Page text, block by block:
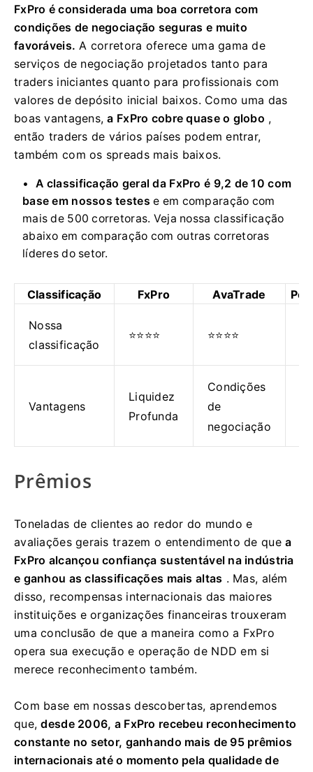
FxPro é considerada uma boa corretora com
condições de negociação seguras e muito
favoráveis. A corretora oferece uma gama de
serviços de negociação projetados tanto para
traders iniciantes quanto para profissionais com
valores de depósito inicial baixos. Como uma das
boas vantagens,a FxPro cobre quase o globo ,
então traders de vários países podem entrar,
também com os spreads mais baixos.
A classificação geral da FxPro é 9,2 de 10 com
base em nossos testes e em comparação com
mais de 500 corretoras. Veja nossa classificação
abaixo em comparação com outras corretoras
líderes do setor.
Classificação FxPro AvaTrade
Nossa
classificação
⭐⭐⭐⭐ ⭐⭐⭐⭐
Vantagens
Liquidez
Profunda
Condições
de
negociação
Prêmios
Toneladas de clientes ao redor do mundo e
avaliações gerais trazem o entendimento de quea
FxPro alcançou confiança sustentável na indústria
e ganhou as classificações mais altas . Mas, além
disso, recompensas internacionais das maiores
instituições e organizações financeiras trouxeram
uma conclusão de que a maneira como a FxPro
opera sua execução e operação de NDD em si
merece reconhecimento também.
Com base em nossas descobertas, aprendemos
que,desde 2006, a FxPro recebeu reconhecimento
constante no setor, ganhando mais de 95 prêmios
internacionais até o momento pela qualidade de